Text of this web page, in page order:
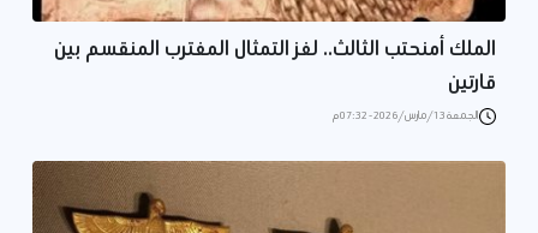
الملك أمنحتب الثالث.. لغز التمثال المغترب المنقسم بين
قارتين
الجمعة 13/مارس/2026 - 07:32 م